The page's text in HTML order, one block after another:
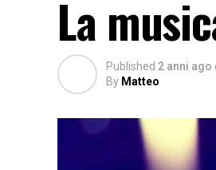
La
Published 2 anni ago
By Matteo